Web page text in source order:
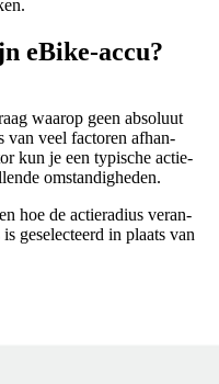
eBike-accu?
waarop geen absoluut
van veel factoren afhan-
kun je een typische actie-
omstandigheden.
hoe de actieradius veran-
geselecteerd in plaats van